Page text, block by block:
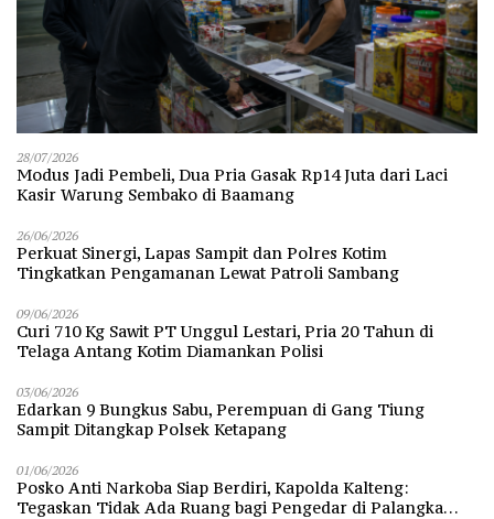
28/07/2026
Modus Jadi Pembeli, Dua Pria Gasak Rp14 Juta dari Laci
Kasir Warung Sembako di Baamang
26/06/2026
Perkuat Sinergi, Lapas Sampit dan Polres Kotim
Tingkatkan Pengamanan Lewat Patroli Sambang
09/06/2026
Curi 710 Kg Sawit PT Unggul Lestari, Pria 20 Tahun di
Telaga Antang Kotim Diamankan Polisi
03/06/2026
Edarkan 9 Bungkus Sabu, Perempuan di Gang Tiung
Sampit Ditangkap Polsek Ketapang
01/06/2026
Posko Anti Narkoba Siap Berdiri, Kapolda Kalteng:
Tegaskan Tidak Ada Ruang bagi Pengedar di Palangka